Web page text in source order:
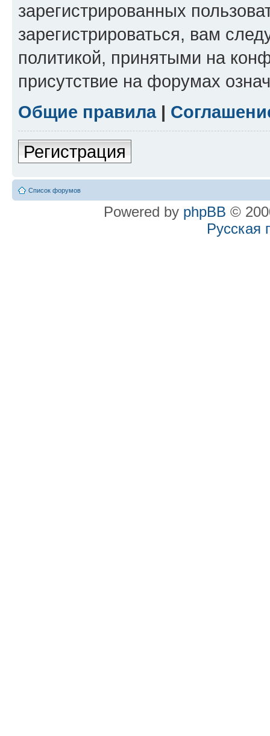
зарегистрированных
зарегистрироваться, вам
политикой, принятыми на
присутствие на форумах
Общие правила|
Регистрация
Список форумов
Powered by phpBB ©
Русская